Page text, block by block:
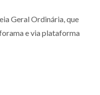
Geral Ordinária, que
e via plataforma